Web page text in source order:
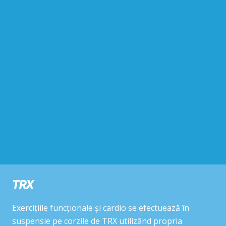
TRX
Exercițiile funcționale și cardio se efectuează în
suspensie pe corzile de TRX utilizând propria